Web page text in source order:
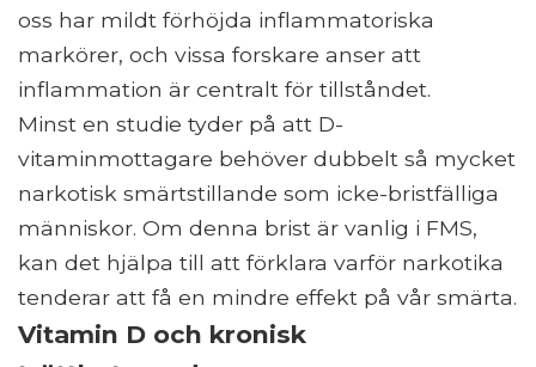
oss har mildt förhöjda inflammatoriska
markörer, och vissa forskare anser att
inflammation är centralt för tillståndet.
Minst en studie tyder på att D-
vitaminmottagare behöver dubbelt så mycket
narkotisk smärtstillande som icke-bristfälliga
människor. Om denna brist är vanlig i FMS,
kan det hjälpa till att förklara varför narkotika
tenderar att få en mindre effekt på vår smärta.
Vitamin D och kronisk